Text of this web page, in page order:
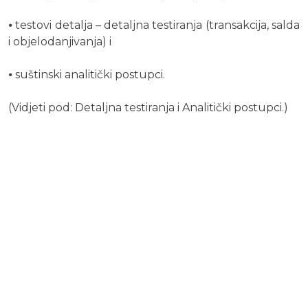
⦁ testovi detalja – detaljna testiranja (transakcija, salda
i objelodanjivanja) i
⦁ suštinski analitički postupci.
(Vidjeti pod: Detaljna testiranja i Analitički postupci.)